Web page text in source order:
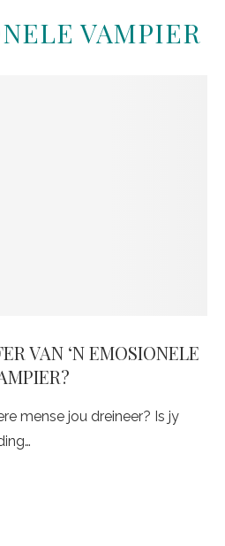
VAMPIER
VAN ‘N EMOSIONELE
mense jou dreineer? Is jy